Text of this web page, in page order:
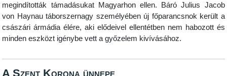
megindították támadásukat Magyarhon ellen. Báró Julius Jacob
von Haynau táborszernagy személyében új főparancsnok került a
császári ármádia élére, aki elődeivel ellentétben nem habozott és
minden eszközt igénybe vett a győzelem kivívásához.
A Szent Korona ünnepe